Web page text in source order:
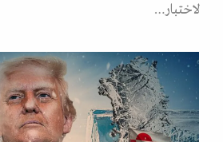
لاختبار…